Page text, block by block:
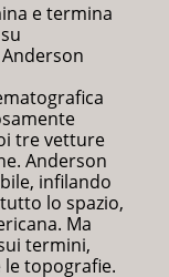
e termina
tre vetture
Anderson
infilando
lo spazio,
Ma
termini,
le topografie.